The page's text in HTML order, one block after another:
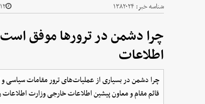
شناسه خبر: ۱۳۸۲۰۲۴
چرا دشمن در ترورها موفق
اطلاعات
چرا دشمن در بسیاری از عملیات‌های ترور مقامات
قائم مقام و معاون پیشین اطلاعات خارجی وزارت